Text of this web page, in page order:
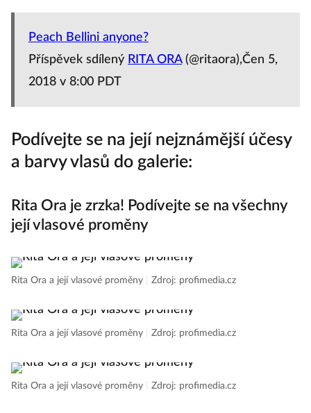
Peach Bellini anyone?
Příspěvek sdílený RITA ORA(@ritaora),Čen 5,
2018 v 8:00 PDT
Podívejte se na její nejznámější účesy
a barvy vlasů do galerie:
Rita Ora je zrzka! Podívejte se na všechny
její vlasové proměny
Rita Ora a její vlasové proměny Zdroj: profimedia.cz
Rita Ora a její vlasové proměny Zdroj: profimedia.cz
Rita Ora a její vlasové proměny Zdroj: profimedia.cz